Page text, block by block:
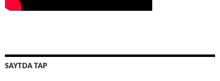
SAYTDA TAP